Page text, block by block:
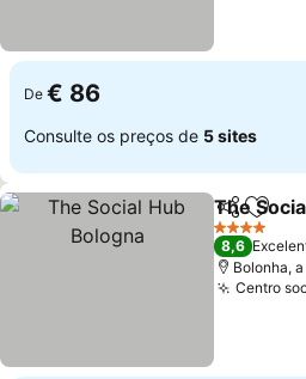
De € 86
Consulte os preços de 5 sites
Partilhar
The
4 Estrelas
8,6
Bolonha,
Centro